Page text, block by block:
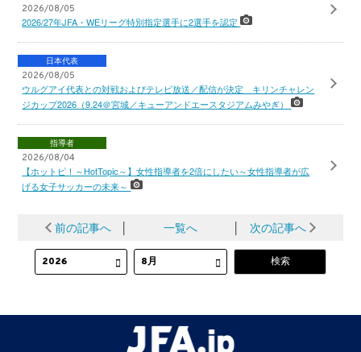
2026/08/05
2026/27年JFA・WEリーグ特別指定選手に2選手を認定
日本代表
2026/08/05
ウルグアイ代表との対戦およびテレビ放送／配信が決定 キリンチャレン
ジカップ2026（9.24＠宮城／キューアンドエースタジアムみやぎ）
指導者
2026/08/04
【ホットピ！～HotTopic～】女性指導者を2倍にしたい～女性指導者が広
げる女子サッカーの未来～
前の記事へ │ 一覧へ │ 次の記事へ